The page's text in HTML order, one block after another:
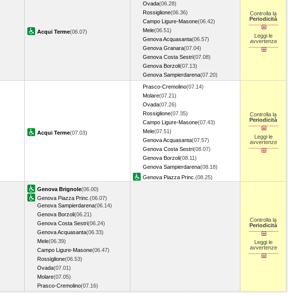
Acqui Terme(06.07)
Ovada(06.28)
Rossiglione(06.36)
Campo Ligure-Masone(06.42)
Mele(06.51)
Genova Acquasanta(06.57)
Genova Granara(07.04)
Genova Costa Sestri(07.08)
Genova Borzoli(07.13)
Genova Sampierdarena(07.20)
Controlla la
Periodicità
Leggi le
avvertenze
Acqui Terme(07.03)
Prasco-Cremolino(07.14)
Molare(07.21)
Ovada(07.26)
Rossiglione(07.35)
Campo Ligure-Masone(07.43)
Mele(07.51)
Genova Acquasanta(07.57)
Genova Costa Sestri(08.07)
Genova Borzoli(08.11)
Genova Sampierdarena(08.18)
Genova Piazza Princ. (08.25)
Controlla la
Periodicità
Leggi le
avvertenze
Genova Brignole(06.00)
Genova Piazza Princ. (06.07)
Genova Sampierdarena(06.14)
Genova Borzoli(06.21)
Genova Costa Sestri(06.24)
Genova Acquasanta(06.33)
Mele(06.39)
Campo Ligure-Masone(06.47)
Rossiglione(06.53)
Ovada(07.01)
Molare(07.05)
Prasco-Cremolino(07.16)
Controlla la
Periodicità
Leggi le
avvertenze